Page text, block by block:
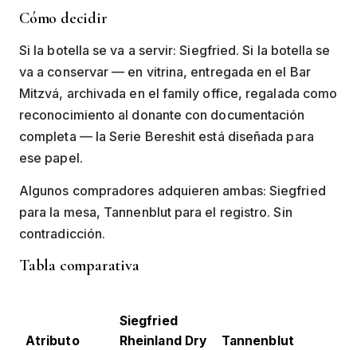
Cómo decidir
Si la botella se va a servir: Siegfried. Si la botella se
va a conservar — en vitrina, entregada en el Bar
Mitzvá, archivada en el family office, regalada como
reconocimiento al donante con documentación
completa — la Serie Bereshit está diseñada para
ese papel.
Algunos compradores adquieren ambas: Siegfried
para la mesa, Tannenblut para el registro. Sin
contradicción.
Tabla comparativa
Atributo
Siegfried
Rheinland Dry
Tannenblut